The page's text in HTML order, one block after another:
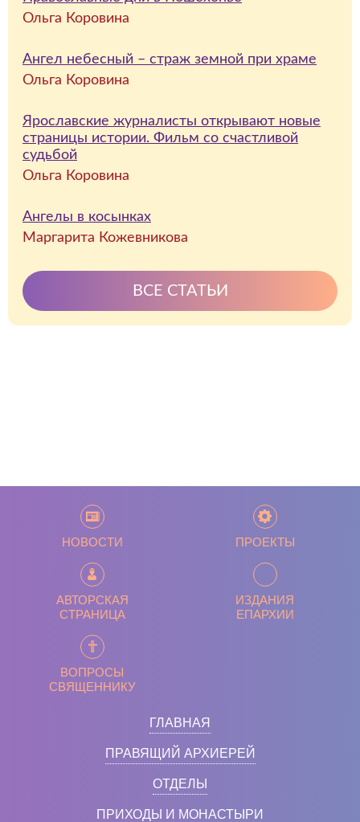
Ольга Коровина
Ангел небесный – страж земной при храме
Ольга Коровина
Ярославские журналисты открывают новые
страницы истории. Фильм со счастливой
судьбой
Ольга Коровина
Ангелы в косынках
Маргарита Кожевникова
ВСЕ СТАТЬИ
НОВОСТИ ПРОЕКТЫ
АВТОРСКАЯ
СТРАНИЦА
ИЗДАНИЯ
ЕПАРХИИ
ВОПРОСЫ
СВЯЩЕННИКУ
ГЛАВНАЯ
ПРАВЯЩИЙ АРХИЕРЕЙ
ОТДЕЛЫ
ПРИХОДЫ И МОНАСТЫРИ